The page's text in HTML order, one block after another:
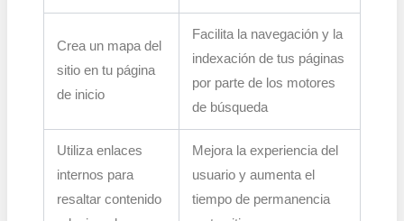
Crea un mapa del
sitio en tu página
de inicio
Facilita la navegación y la
indexación de tus páginas
por parte de los motores
de búsqueda
Utiliza enlaces
internos para
resaltar contenido
Mejora la experiencia del
usuario y aumenta el
tiempo de permanencia